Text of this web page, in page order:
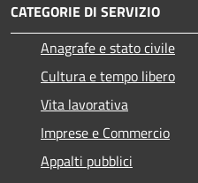
CATEGORIE DI SERVIZIO
Anagrafe e stato civile
Cultura e tempo libero
Vita lavorativa
Imprese e Commercio
Appalti pubblici